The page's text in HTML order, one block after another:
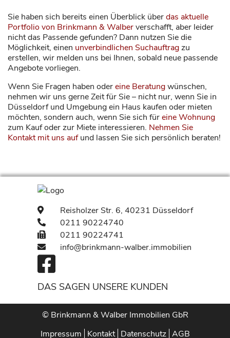
Sie haben sich bereits einen Überblick überdas aktuelle
Portfolio von Brinkmann & Walberverschafft, aber leider
nicht das Passende gefunden? Dann nutzen Sie die
Möglichkeit, einen unverbindlichen Suchauftragzu
erstellen, wir melden uns bei Ihnen, sobald neue passende
Angebote vorliegen.
Wenn Sie Fragen haben odereine Beratungwünschen,
nehmen wir uns gerne Zeit für Sie – nicht nur, wenn Sie in
Düsseldorf und Umgebung ein Haus kaufen oder mieten
möchten, sondern auch, wenn Sie sich füreine Wohnung
zum Kauf oder zur Miete interessieren. Nehmen Sie
Kontakt mit uns aufund lassen Sie sich persönlich beraten!
Reisholzer Str. 6, 40231 Düsseldorf
0211 90224740
0211 90224741
info@brinkmann-walber.immobilien
DAS SAGEN UNSERE KUNDEN
© Brinkmann & Walber Immobilien GbR
Impressum Kontakt Datenschutz AGB